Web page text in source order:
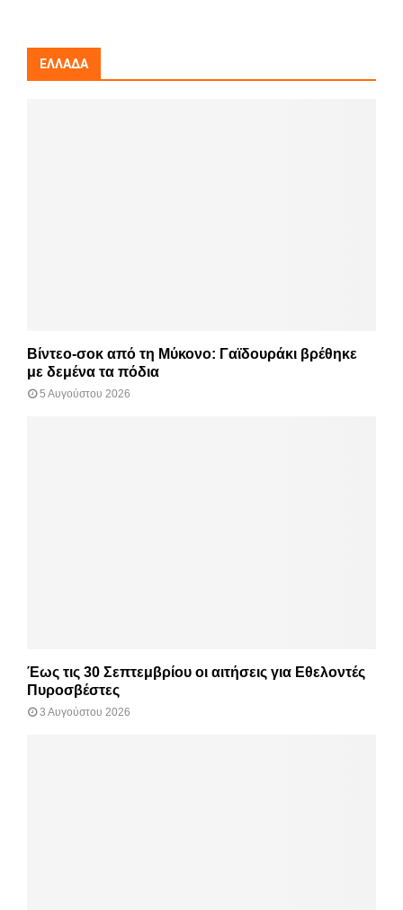
ΕΛΛΆΔΑ
Βίντεο-σοκ από τη Μύκονο: Γαϊδουράκι βρέθηκε
με δεμένα τα πόδια
5 Αυγούστου 2026
Έως τις 30 Σεπτεμβρίου οι αιτήσεις για Εθελοντές
Πυροσβέστες
3 Αυγούστου 2026